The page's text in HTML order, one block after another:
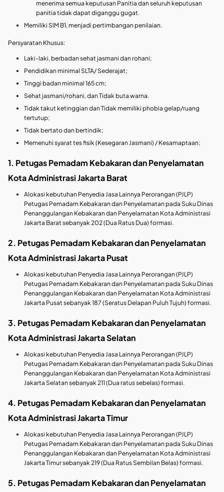
menerima semua keputusan Panitia dan seluruh keputusan
panitia tidak dapat diganggu gugat.
Memiliki SIM B1, menjadi pertimbangan penilaian.
Persyaratan Khusus:
Laki-laki, berbadan sehat jasmani dan rohani;
Pendidikan minimal SLTA/ Sederajat;
Tinggi badan minimal 165 cm;
Sehat jasmani/rohani, dan Tidak buta warna.
Tidak takut ketinggian dan Tidak memiliki phobia gelap/ruang
tertutup;
Tidak bertato dan bertindik;
Memenuhi syarat tes fisik (Kesegaran Jasmani) / Kesamaptaan;
1. Petugas Pemadam Kebakaran dan Penyelamatan
Kota Administrasi Jakarta Barat
Alokasi kebutuhan Penyedia Jasa Lainnya Perorangan (PJLP)
Petugas Pemadam Kebakaran dan Penyelamatan pada Suku Dinas
Penanggulangan Kebakaran dan Penyelamatan Kota Administrasi
Jakarta Barat sebanyak 202 (Dua Ratus Dua) formasi.
2. Petugas Pemadam Kebakaran dan Penyelamatan
Kota Administrasi Jakarta Pusat
Alokasi kebutuhan Penyedia Jasa Lainnya Perorangan (PJLP)
Petugas Pemadam Kebakaran dan Penyelamatan pada Suku Dinas
Penanggulangan Kebakaran dan Penyelamatan Kota Administrasi
Jakarta Pusat sebanyak 187 (Seratus Delapan Puluh Tujuh) formasi.
3. Petugas Pemadam Kebakaran dan Penyelamatan
Kota Administrasi Jakarta Selatan
Alokasi kebutuhan Penyedia Jasa Lainnya Perorangan (PJLP)
Petugas Pemadam Kebakaran dan Penyelamatan pada Suku Dinas
Penanggulangan Kebakaran dan Penyelamatan Kota Administrasi
Jakarta Selatan sebanyak 211 (Dua ratus sebelas) formasi.
4. Petugas Pemadam Kebakaran dan Penyelamatan
Kota Administrasi Jakarta Timur
Alokasi kebutuhan Penyedia Jasa Lainnya Perorangan (PJLP)
Petugas Pemadam Kebakaran dan Penyelamatan pada Suku Dinas
Penanggulangan Kebakaran dan Penyelamatan Kota Administrasi
Jakarta Timur sebanyak 219 (Dua Ratus Sembilan Belas) formasi.
5. Petugas Pemadam Kebakaran dan Penyelamatan